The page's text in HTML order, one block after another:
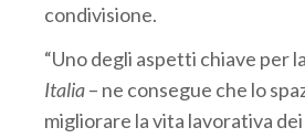
condivisione.
“Uno degli aspetti chiave per
Italia– ne consegue che lo
migliorare la vita lavorativa